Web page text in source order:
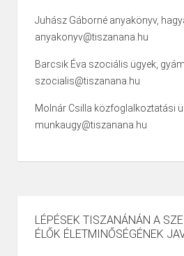
Juhász Gáborné anyakönyv,
anyakonyv@tiszanana.hu
Barcsik Éva szociális ügyek,
szocialis@tiszanana.hu
Molnár Csilla közfoglalkoztatási
munkaugy@tiszanana.hu
LÉPÉSEK TISZANÁNÁN A
ÉLŐK ÉLETMINŐSÉGÉNEK